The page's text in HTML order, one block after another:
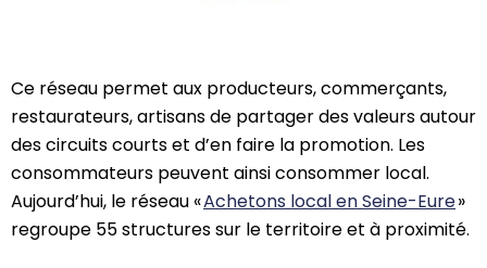
Ce réseau permet aux producteurs, commerçants,
restaurateurs, artisans de partager des valeurs autour
des circuits courts et d’en faire la promotion. Les
consommateurs peuvent ainsi consommer local.
Aujourd’hui, le réseau «Achetons local en Seine-Eure»
regroupe 55 structures sur le territoire et à proximité.